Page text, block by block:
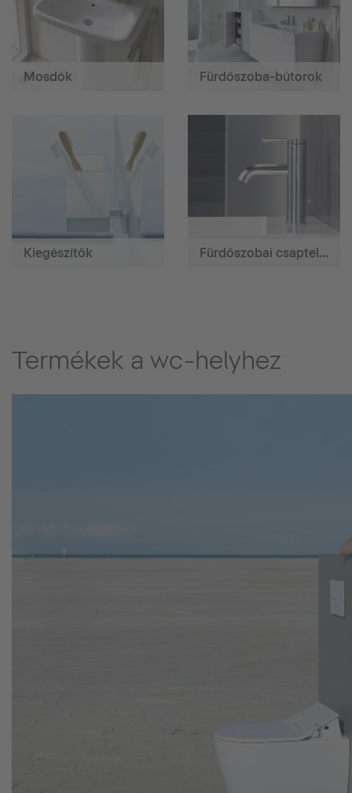
Mosdók Fürdőszoba-bútorok
Kiegészítők Fürdőszobai csaptelepek
Termékek a wc-helyhez